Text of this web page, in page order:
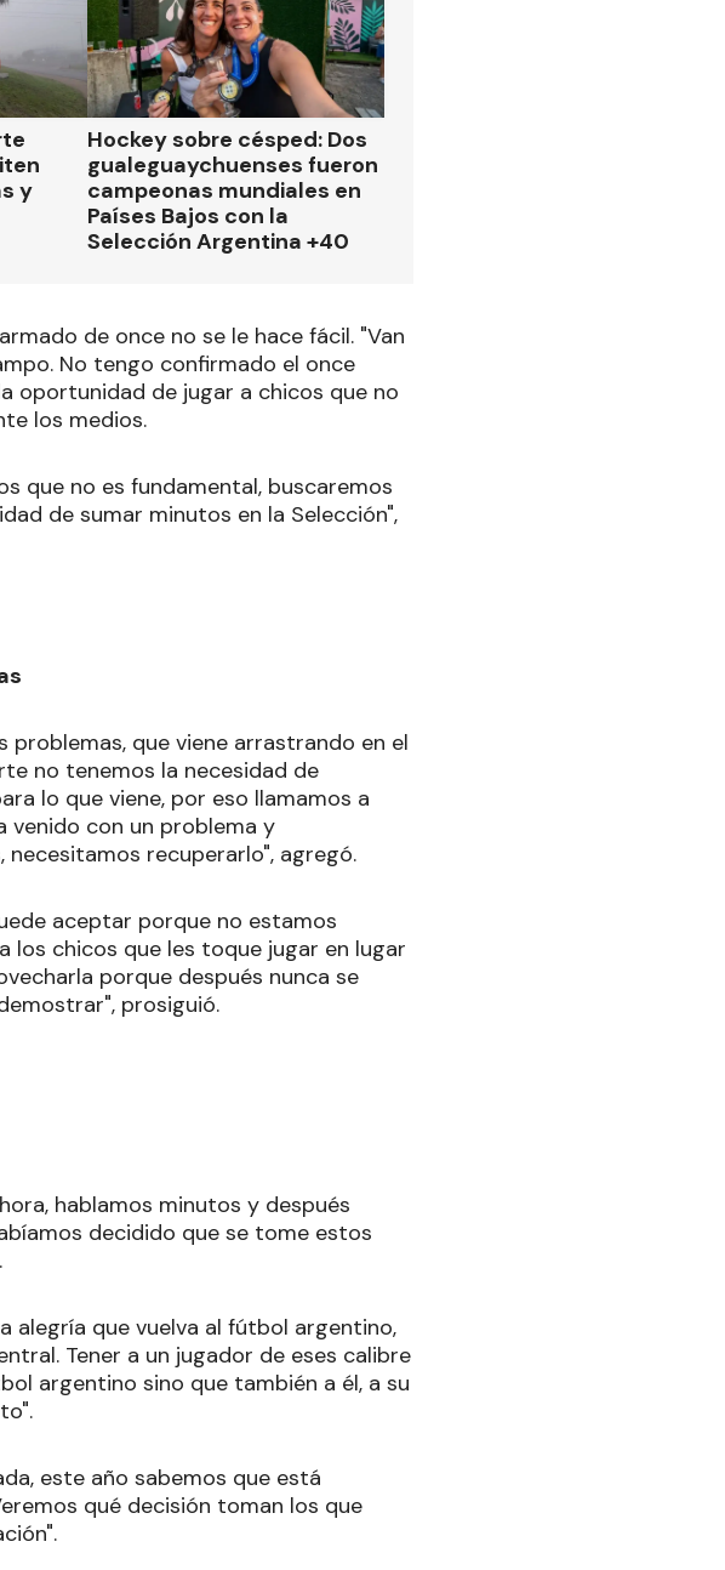
y
Hockey sobre césped: Dos
gualeguaychuenses fueron
campeonas mundiales en
Países Bajos con la
Selección Argentina +40
de once no se le hace fácil. "Van
No tengo confirmado el once
oportunidad de jugar a chicos que no
los medios.
que no es fundamental, buscaremos
de sumar minutos en la Selección",
problemas, que viene arrastrando en el
no tenemos la necesidad de
lo que viene, por eso llamamos a
venido con un problema y
recuperarlo", agregó.
aceptar porque no estamos
los chicos que les toque jugar en lugar
porque después nunca se
prosiguió.
hablamos minutos y después
decidido que se tome estos
alegría que vuelva al fútbol argentino,
Tener a un jugador de eses calibre
argentino sino que también a él, a su
este año sabemos que está
qué decisión toman los que